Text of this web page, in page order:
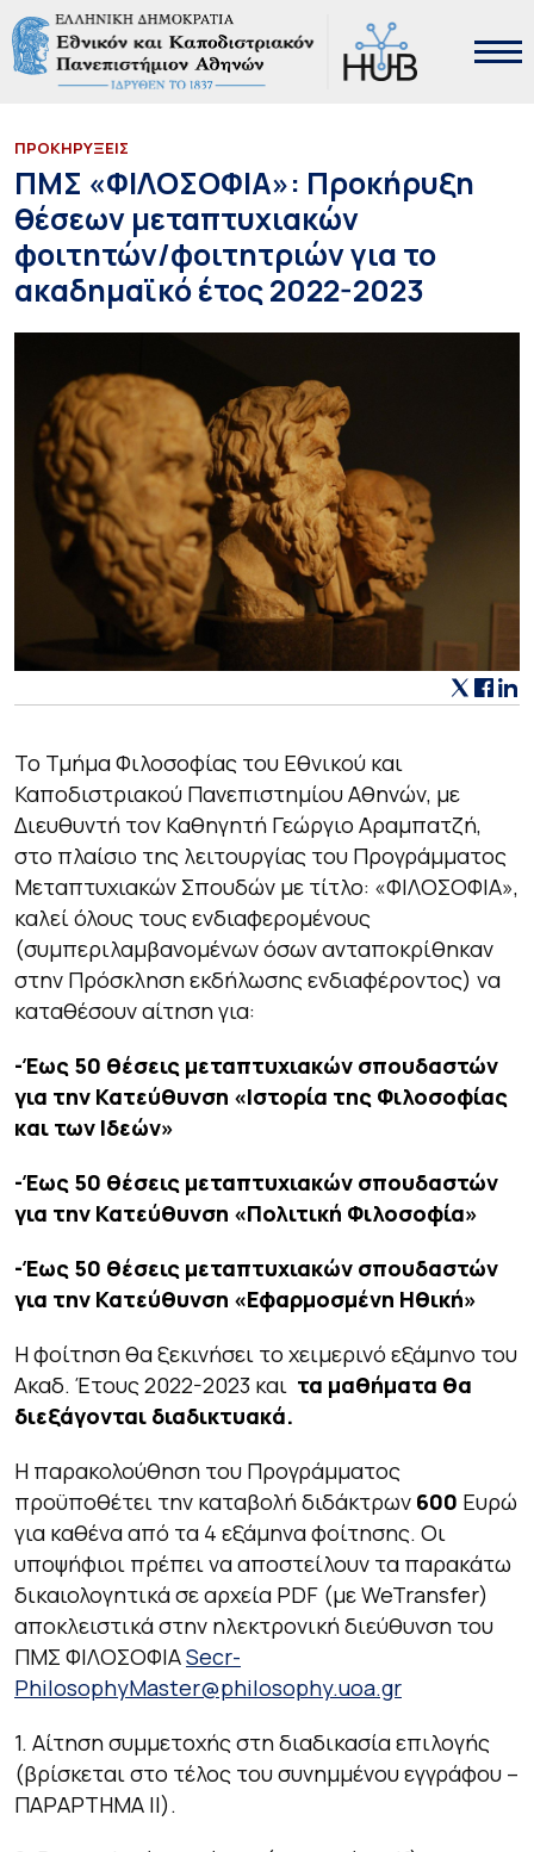
ΠΡΟΚΗΡΥΞΕΙΣ
ΠΜΣ «ΦΙΛΟΣΟΦΙΑ»: Προκήρυξη
θέσεων μεταπτυχιακών
φοιτητών/φοιτητριών για το
ακαδημαϊκό έτος 2022-2023
Το Τμήμα Φιλοσοφίας του Εθνικού και
Καποδιστριακού Πανεπιστημίου Αθηνών, με
Διευθυντή τον Καθηγητή Γεώργιο Αραμπατζή,
στο πλαίσιο της λειτουργίας του Προγράμματος
Μεταπτυχιακών Σπουδών με τίτλο: «ΦΙΛΟΣΟΦΙΑ»,
καλεί όλους τους ενδιαφερομένους
(συμπεριλαμβανομένων όσων ανταποκρίθηκαν
στην Πρόσκληση εκδήλωσης ενδιαφέροντος) να
καταθέσουν αίτηση για:
-Έως 50 θέσεις μεταπτυχιακών σπουδαστών
για την Κατεύθυνση «Ιστορία της Φιλοσοφίας
και των Ιδεών»
-Έως 50 θέσεις μεταπτυχιακών σπουδαστών
για την Κατεύθυνση «Πολιτική Φιλοσοφία»
-Έως 50 θέσεις μεταπτυχιακών σπουδαστών
για την Κατεύθυνση «Εφαρμοσμένη Ηθική»
Η φοίτηση θα ξεκινήσει το χειμερινό εξάμηνο του
Ακαδ. Έτους 2022-2023 και τα μαθήματα θα
διεξάγονται διαδικτυακά.
Η παρακολούθηση του Προγράμματος
προϋποθέτει την καταβολή διδάκτρων 600 Ευρώ
για καθένα από τα 4 εξάμηνα φοίτησης. Οι
υποψήφιοι πρέπει να αποστείλουν τα παρακάτω
δικαιολογητικά σε αρχεία PDF (με WeTransfer)
αποκλειστικά στην ηλεκτρονική διεύθυνση του
ΠΜΣ ΦΙΛΟΣΟΦΙΑSecr-
PhilosophyMaster@philosophy.uoa.gr
1. Αίτηση συμμετοχής στη διαδικασία επιλογής
(βρίσκεται στο τέλος του συνημμένου εγγράφου –
ΠΑΡΑΡΤΗΜΑ ΙΙ).